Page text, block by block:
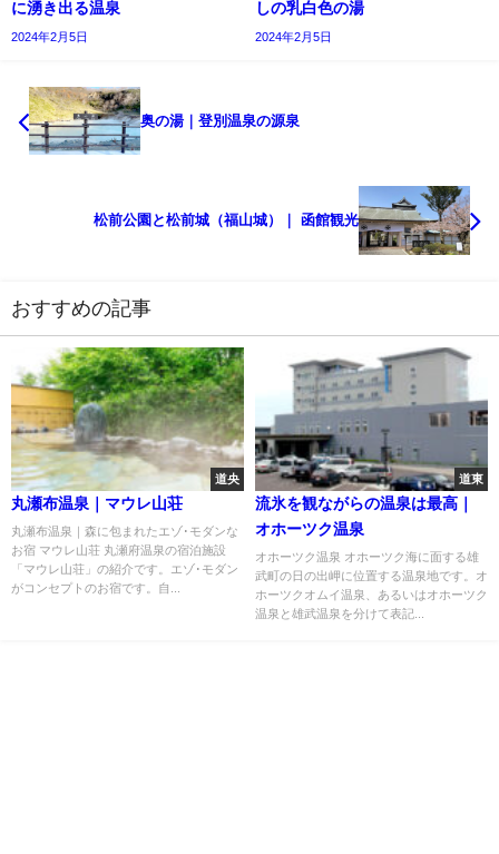
に湧き出る温泉
2024年2月5日
しの乳白色の湯
2024年2月5日
奥の湯｜登別温泉の源泉
松前公園と松前城（福山城）｜ 函館観光
おすすめの記事
道央
丸瀬布温泉｜マウレ山荘
丸瀬布温泉｜森に包まれたエゾ･モダンな
お宿 マウレ山荘 丸瀬府温泉の宿泊施設
「マウレ山荘」の紹介です。エゾ･モダン
がコンセプトのお宿です。自...
道東
流氷を観ながらの温泉は最高｜
オホーツク温泉
オホーツク温泉 オホーツク海に面する雄
武町の日の出岬に位置する温泉地です。オ
ホーツクオムイ温泉、あるいはオホーツク
温泉と雄武温泉を分けて表記...